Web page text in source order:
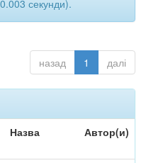
секунди).
назад 1 далі
Назва Автор(и)